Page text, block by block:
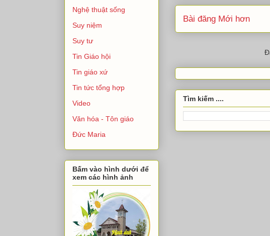
Bài đăng Mới hơn
Tìm kiếm ....
Nghệ thuật sống
Suy niệm
Suy tư
Tin Giáo hội
Tin giáo xứ
Tin tức tổng hợp
Video
Văn hóa - Tôn giáo
Đức Maria
Bấm vào hình dưới để
xem các hình ảnh